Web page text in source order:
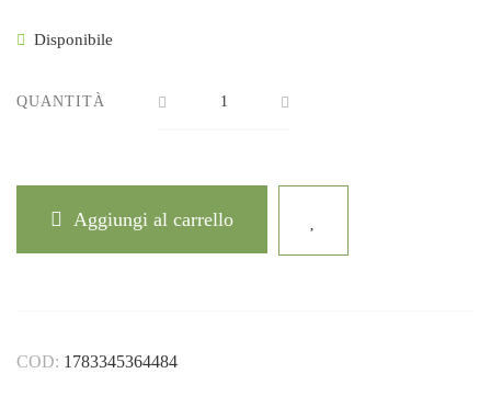
Disponibile
QUANTITÀ
Aggiungi al carrello
COD: 1783345364484